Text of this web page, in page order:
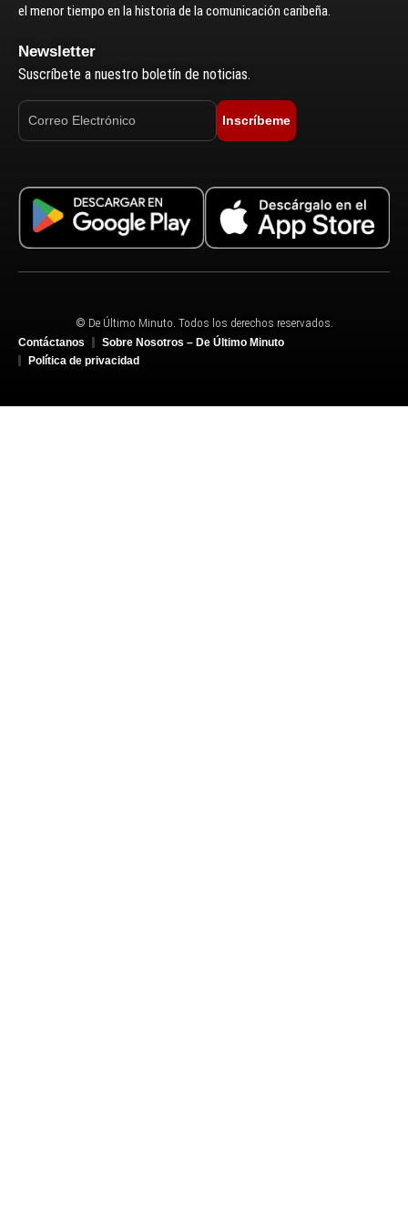
el menor tiempo en la historia de la comunicación caribeña.
Newsletter
Suscríbete a nuestro boletín de noticias.
Inscríbeme
© De Último Minuto. Todos los derechos reservados.
Contáctanos
Sobre Nosotros – De Último Minuto
Política de privacidad